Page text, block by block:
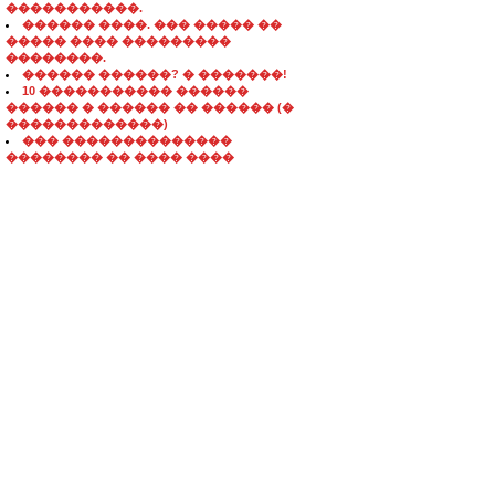
�����������.
������ ����. ��� ����� ��
����� ���� ���������
��������.
������ ������? � �������!
10 ����������� ������
������ � ������ �� ������ (�
�������������)
��� ��������������
�������� �� ���� ����